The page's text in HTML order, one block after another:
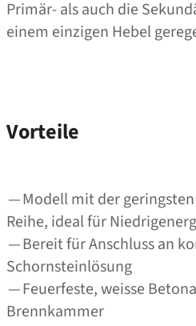
Primär- als auch die
einem einzigen Hebel
Vorteile
— Modell mit der
Reihe, ideal für
— Bereit für Anschluss an
Schornsteinlösung
— Feuerfeste, weisse
Brennkammer